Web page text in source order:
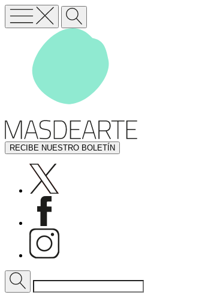
RECIBE NUESTRO BOLETÍN